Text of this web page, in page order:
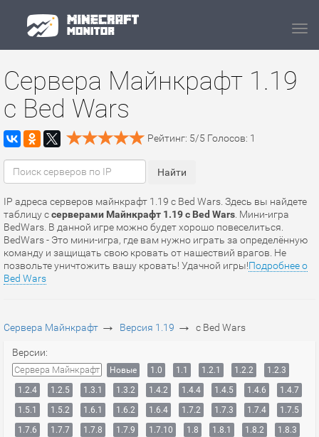
Сервера Майнкрафт 1.19
с Bed Wars
Рейтинг: 5/5 Голосов: 1
IP адреса серверов майнкрафт 1.19 с Bed Wars. Здесь вы найдете
таблицу ссерверами Майнкрафт 1.19 с Bed Wars . Мини-игра
BedWars. В данной игре можно будет хорошо повеселиться.
BedWars - Это мини-игра, где вам нужно играть за определённую
команду и защищать свою кровать от нашествий врагов. Не
позвольте уничтожить вашу кровать! Удачной игры!Подробнее о
Bed Wars
Сервера Майнкрафт → Версия 1.19 → с Bed Wars
Версии:
Сервера Майнкрафт Новые 1.0 1.1 1.2.1 1.2.2
1.2.3
1.2.4
1.2.5 1.3.1 1.3.2 1.4.2 1.4.4 1.4.5 1.4.6
1.4.7
1.5.1
1.5.2 1.6.1 1.6.2 1.6.4 1.7.2 1.7.3 1.7.4
1.7.5
1.7.6
1.7.7 1.7.8 1.7.9 1.7.10 1.8 1.8.1 1.8.2
1.8.3